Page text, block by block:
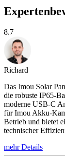
8.7
Richard
Das Imou Solar
die robuste IP65-
moderne USB-C
für Imou Akku-
Betrieb und bietet
technischer
mehr Details